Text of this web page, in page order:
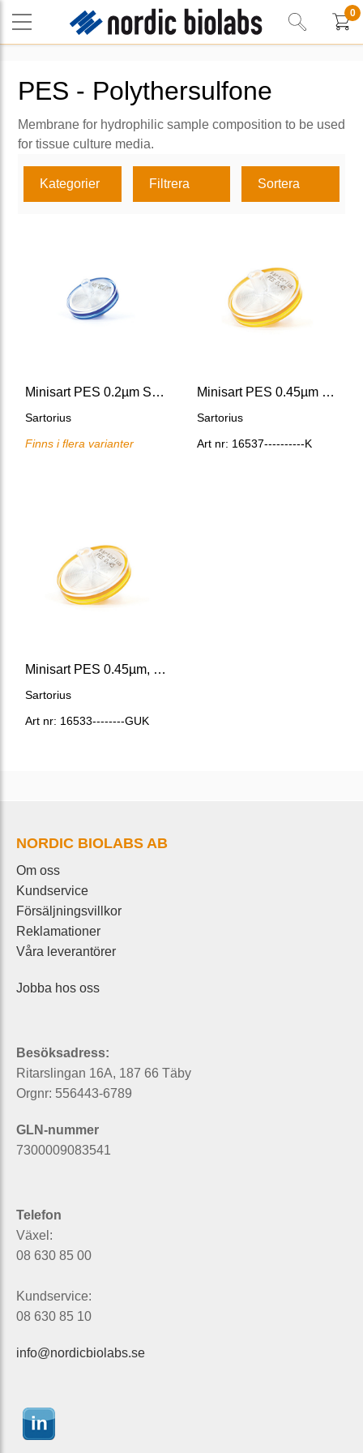
0
PES - Polythersulfone
Membrane for hydrophilic sample composition to be used
for tissue culture media.
Kategorier Filtrera Sortera
Minisart PES 0.2µm Sterile, Syringe Filter
Sartorius
Finns i flera varianter
Minisart PES 0.45µm Sterile, Syringe Filters
Sartorius
Art nr: 16537----------K
Minisart PES 0.45µm, G-sterile, Syringe Filter
Sartorius
Art nr: 16533--------GUK
NORDIC BIOLABS AB
Om oss
Kundservice
Försäljningsvillkor
Reklamationer
Våra leverantörer
Jobba hos oss
Besöksadress:
Ritarslingan 16A, 187 66 Täby
Orgnr: 556443-6789
GLN-nummer
7300009083541
Telefon
Växel:
08 630 85 00
Kundservice:
08 630 85 10
info@nordicbiolabs.se